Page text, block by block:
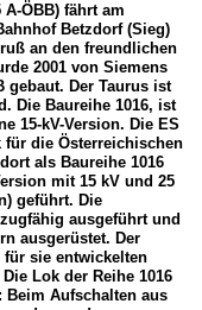
A-ÖBB) fährt am
Betzdorf (Sieg)
an den freundlichen
2001 von Siemens
gebaut. Der Taurus ist
Die Baureihe 1016, ist
15-kV-Version. Die ES
die Österreichischen
als Baureihe 1016
mit 15 kV und 25
geführt. Die
ausgeführt und
ausgerüstet. Der
sie entwickelten
Lok der Reihe 1016
Beim Aufschalten aus